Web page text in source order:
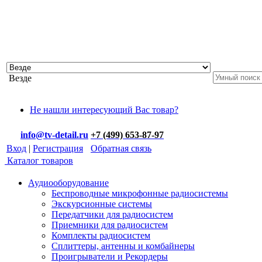
Везде
Не нашли интересующий Вас товар?
info@tv-detail.ru +7 (499) 653-87-97
Вход | Регистрация
Обратная связь
Каталог товаров
Аудиооборудование
Беспроводные микрофонные радиосистемы
Экскурсионные системы
Передатчики для радиосистем
Приемники для радиосистем
Комплекты радиосистем
Сплиттеры, антенны и комбайнеры
Проигрыватели и Рекордеры